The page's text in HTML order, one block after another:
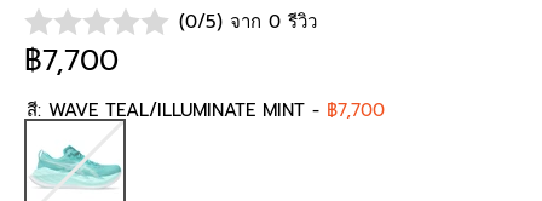
(0/5) จาก 0 รีวิว
฿7,700
สี: WAVE TEAL/ILLUMINATE MINT - ฿7,700